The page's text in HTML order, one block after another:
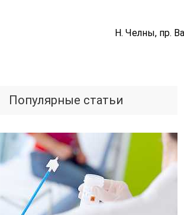
Н. Челны, пр.
Популярные статьи